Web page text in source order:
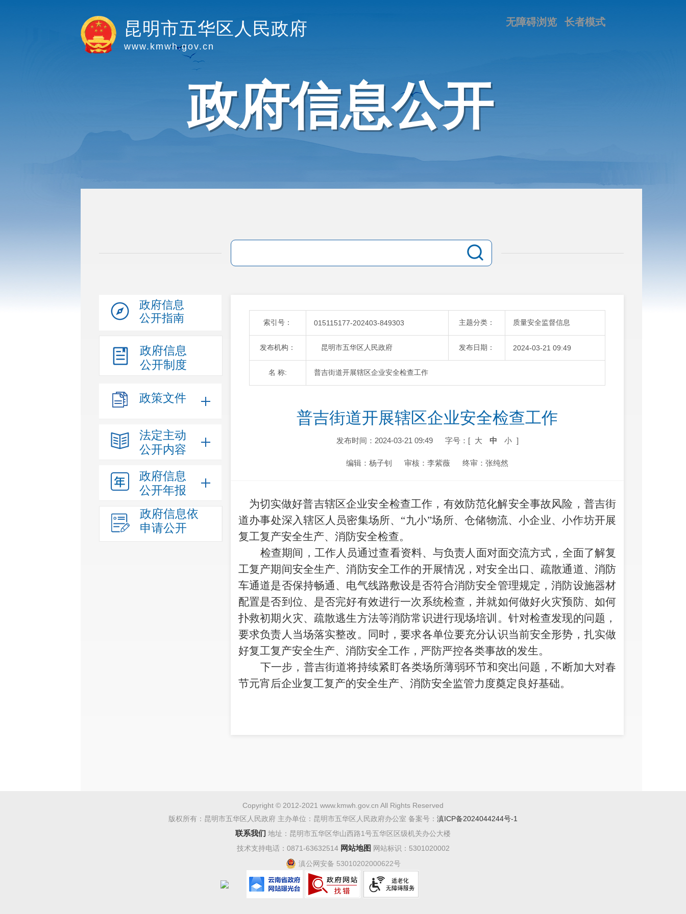
昆明市五华区人民政府
www.kmwh.gov.cn
长者模式
无障碍浏览
政府信息公开
政府信息
公开指南
政府信息
公开制度
政策文件
法定主动
公开内容
政府信息
公开年报
政府信息依
申请公开
索引号： 015115177-202403-849303 主题分类： 质量安全监督信息
发布机构： 昆明市五华区人民政府 发布日期： 2024-03-21 09:49
名 称: 普吉街道开展辖区企业安全检查工作
普吉街道开展辖区企业安全检查工作
发布时间：2024-03-21 09:49 字号：[ 大 中 小 ]
编辑：杨子钊 审核：李紫薇 终审：张纯然
为切实做好普吉辖区企业安全检查工作，有效防范化解安全事故风险， 普吉街
道办事处深入辖区人员密集场所、 “九小”场所、仓储物流、小企业、小作坊开展
复工复产安全生产、消防安全检查。
检查期间， 工作人员通过查看资料、 与负责人面对面交流方式，全面了解复
工复产期间安全生产、消防安全工作的开展情况，对安全出口、疏散通道、消防
车通道是否保持畅通、电气线路敷设是否符合消防安全管理规定，消防设施器材
配置是否到位、是否完好有效进行一次系统检查 ，并就如何做好火灾预防、如何
扑救初期火灾、疏散逃生方法等消防常识进行现场培训。针对检查发现的问题，
要求负责人 当场落实整改。同时，要求各单位要充分认识当前安全形势，扎实做
好复工复产安全生产、消防安全工作，严防严控各类事故的发生。
下一步， 普吉街道将持续紧盯各类场所薄弱环节和突出问题，不断加大对春
节元宵后企业复工复产的安全生产、消防安全监管力度奠定良好基础。
Copyright © 2012-2021 www.kmwh.gov.cn All Rights Reserved
版权所有：昆明市五华区人民政府 主办单位：昆明市五华区人民政府办公室 备案号： 滇ICP备2024044244号-1
联系我们 地址：昆明市五华区华山西路1号五华区区级机关办公大楼
技术支持电话：0871-63632514 网站地图 网站标识：5301020002
滇公网安备 53010202000622号